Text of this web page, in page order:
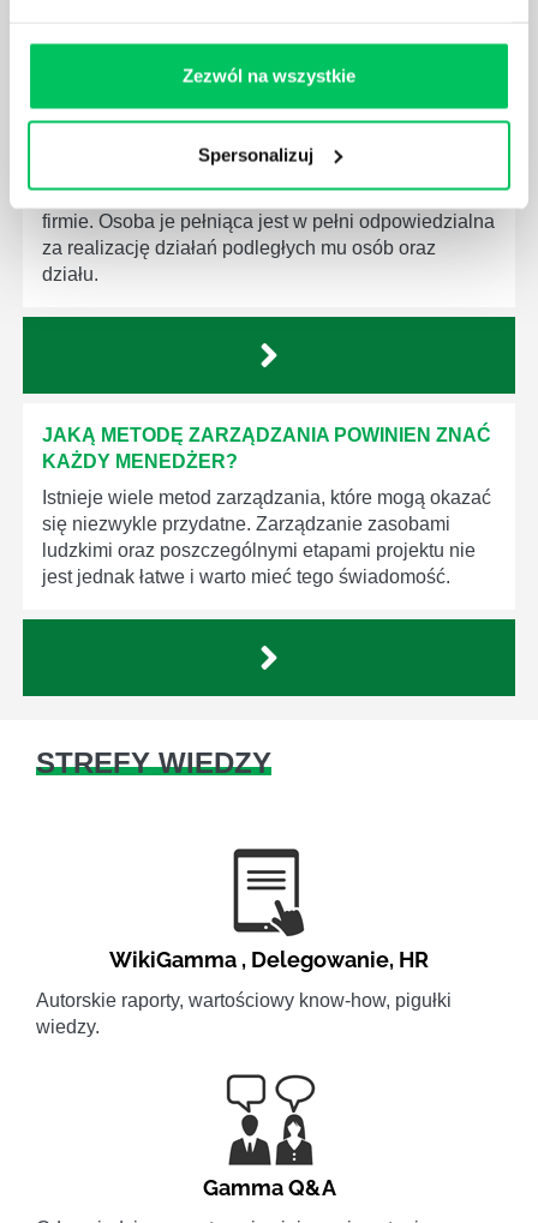
Zezwól na wszystkie
Spersonalizuj
KOMPETENCJE MENEDŻERSKIE?
Menedżer to niezwykle ważne stanowisko w każdej
firmie. Osoba je pełniąca jest w pełni odpowiedzialna
za realizację działań podległych mu osób oraz
działu.
JAKĄ METODĘ ZARZĄDZANIA POWINIEN ZNAĆ
KAŻDY MENEDŻER?
Istnieje wiele metod zarządzania, które mogą okazać
się niezwykle przydatne. Zarządzanie zasobami
ludzkimi oraz poszczególnymi etapami projektu nie
jest jednak łatwe i warto mieć tego świadomość.
STREFY WIEDZY
WikiGamma , Delegowanie, HR
Autorskie raporty, wartościowy know-how, pigułki
wiedzy.
Gamma Q&A